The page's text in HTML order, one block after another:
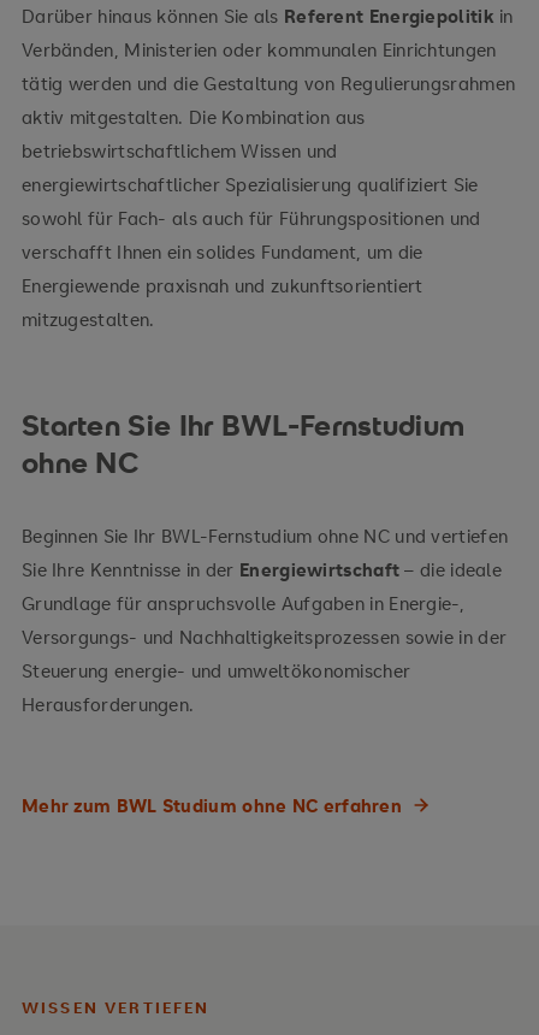
Darüber hinaus können Sie als Referent Energiepolitik in
Verbänden, Ministerien oder kommunalen Einrichtungen
tätig werden und die Gestaltung von Regulierungsrahmen
aktiv mitgestalten. Die Kombination aus
betriebswirtschaftlichem Wissen und
energiewirtschaftlicher Spezialisierung qualifiziert Sie
sowohl für Fach- als auch für Führungspositionen und
verschafft Ihnen ein solides Fundament, um die
Energiewende praxisnah und zukunftsorientiert
mitzugestalten.
Starten Sie Ihr BWL-Fernstudium
ohne NC
Beginnen Sie Ihr BWL-Fernstudium ohne NC und vertiefen
Sie Ihre Kenntnisse in der Energiewirtschaft – die ideale
Grundlage für anspruchsvolle Aufgaben in Energie-,
Versorgungs- und Nachhaltigkeitsprozessen sowie in der
Steuerung energie- und umweltökonomischer
Herausforderungen.
Mehr zum BWL Studium ohne NC erfahren
WISSEN VERTIEFEN